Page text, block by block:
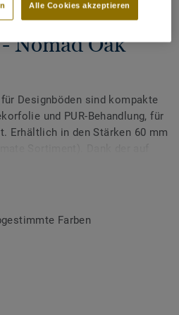
für
Nomad Oak
Designböden sind kompakte
und PUR-Behandlung, für
Erhältlich in den Stärken 60 mm
Farben sorgen Sie für
Farben
Alle Cookies akzeptieren